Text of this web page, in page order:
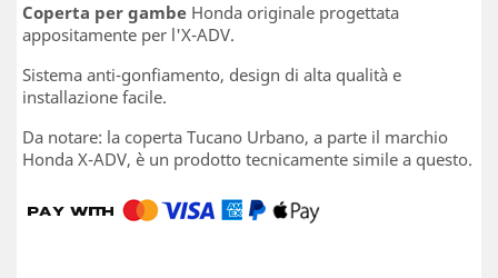
Coperta per gambe Honda originale progettata
appositamente per l'X-ADV.
Sistema anti-gonfiamento, design di alta qualità e
installazione facile.
Da notare: la coperta Tucano Urbano, a parte il marchio
Honda X-ADV, è un prodotto tecnicamente simile a questo.